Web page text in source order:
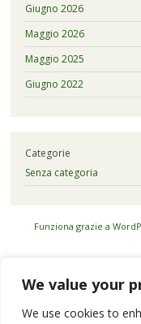
We value your
We use cookies to
Giugno 2026
Maggio 2026
Maggio 2025
Giugno 2022
Categorie
Senza categoria
Funziona grazie a